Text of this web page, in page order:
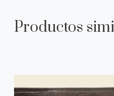
Productos